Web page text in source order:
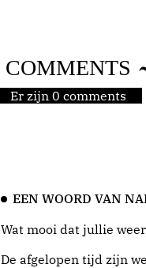
COMMENTS
Er zijn 0 comments
EEN WOORD VAN
Wat mooi dat jullie
De afgelopen tijd zijn